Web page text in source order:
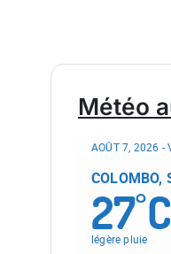
Météo
AOÛT 7, 2026 -
COLOMBO,
27°C
légère pluie